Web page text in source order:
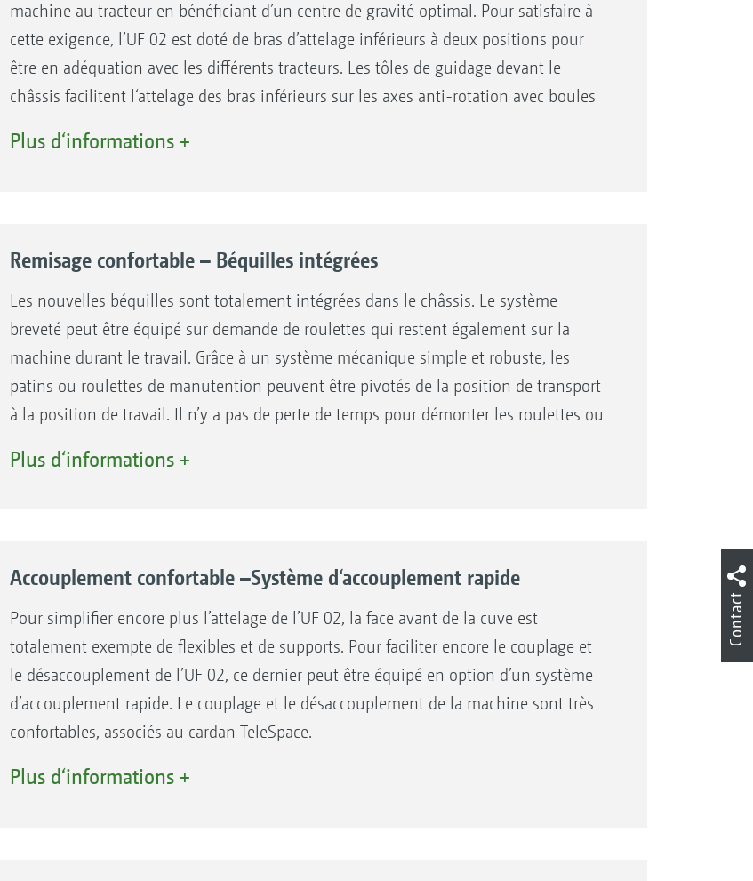
machine au tracteur en bénéficiant d’un centre de gravité optimal. Pour satisfaire à
cette exigence, l’UF 02 est doté de bras d’attelage inférieurs à deux positions pour
être en adéquation avec les différents tracteurs. Les tôles de guidage devant le
châssis facilitent l‘attelage des bras inférieurs sur les axes anti-rotation avec boules
taille de l’axe pour le tirant supérieur correspond à la Cat. 3.
Plus d‘informations +
Remisage confortable – Béquilles intégrées
Les nouvelles béquilles sont totalement intégrées dans le châssis. Le système
breveté peut être équipé sur demande de roulettes qui restent également sur la
machine durant le travail. Grâce à un système mécanique simple et robuste, les
patins ou roulettes de manutention peuvent être pivotés de la position de transport
à la position de travail. Il n’y a pas de perte de temps pour démonter les roulettes ou
Plus d‘informations +
Accouplement confortable –Système d‘accouplement rapide
Pour simplifier encore plus l’attelage de l’UF 02, la face avant de la cuve est
totalement exempte de flexibles et de supports. Pour faciliter encore le couplage et
le désaccouplement de l’UF 02, ce dernier peut être équipé en option d’un système
d’accouplement rapide. Le couplage et le désaccouplement de la machine sont très
confortables, associés au cardan TeleSpace.
Plus d‘informations +
Contact